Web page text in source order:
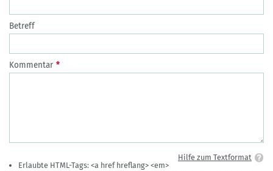
Betreff
Kommentar
Hilfe zum Textformat
Erlaubte HTML-Tags: <a href hreflang> <em>